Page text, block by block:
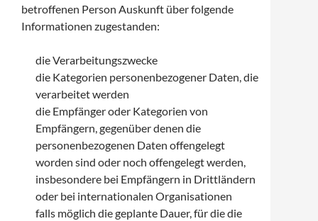
betroffenen Person Auskunft über folgende
Informationen zugestanden:
die Verarbeitungszwecke
die Kategorien personenbezogener Daten, die
verarbeitet werden
die Empfänger oder Kategorien von
Empfängern, gegenüber denen die
personenbezogenen Daten offengelegt
worden sind oder noch offengelegt werden,
insbesondere bei Empfängern in Drittländern
oder bei internationalen Organisationen
falls möglich die geplante Dauer, für die die